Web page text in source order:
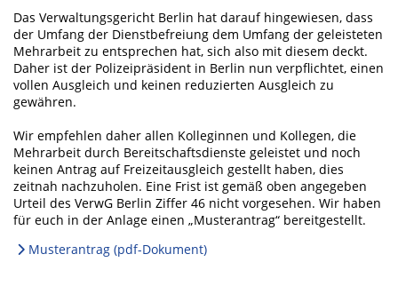
Das Verwaltungsgericht Berlin hat darauf hingewiesen, dass
der Umfang der Dienstbefreiung dem Umfang der geleisteten
Mehrarbeit zu entsprechen hat, sich also mit diesem deckt.
Daher ist der Polizeipräsident in Berlin nun verpflichtet, einen
vollen Ausgleich und keinen reduzierten Ausgleich zu
gewähren.
Wir empfehlen daher allen Kolleginnen und Kollegen, die
Mehrarbeit durch Bereitschaftsdienste geleistet und noch
keinen Antrag auf Freizeitausgleich gestellt haben, dies
zeitnah nachzuholen. Eine Frist ist gemäß oben angegeben
Urteil des VerwG Berlin Ziffer 46 nicht vorgesehen. Wir haben
für euch in der Anlage einen „Musterantrag“ bereitgestellt.
Musterantrag (pdf-Dokument)